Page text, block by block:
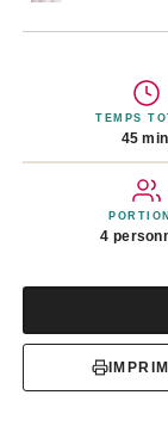
TEMPS
45 min
4